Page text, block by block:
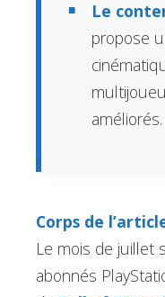
Le
propose
améliorés.
Corps de
Le mois de juillet
abonnés